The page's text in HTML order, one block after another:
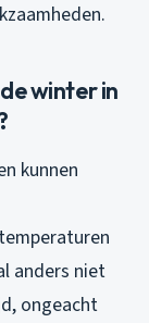
winter in
kunnen
anders niet
ongeacht